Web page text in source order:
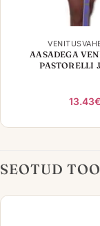
AASADEGA
PASTORELLI
13.43€
SEOTUD